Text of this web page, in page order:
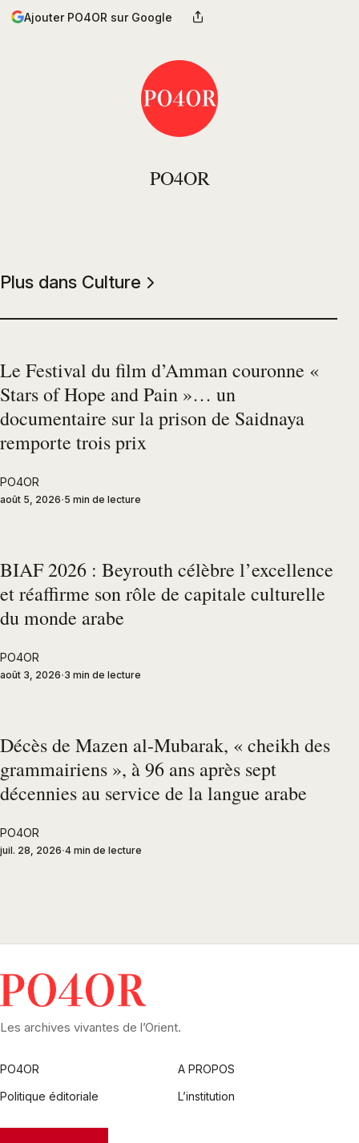
Ajouter PO4OR sur Google
PO4OR
Plus dans Culture
Le Festival du film d’Amman couronne «
Stars of Hope and Pain »… un
documentaire sur la prison de Saidnaya
remporte trois prix
PO4OR
août 5, 2026 5 min de lecture
BIAF 2026 : Beyrouth célèbre l’excellence
et réaffirme son rôle de capitale culturelle
du monde arabe
PO4OR
août 3, 2026 3 min de lecture
Décès de Mazen al-Mubarak, « cheikh des
grammairiens », à 96 ans après sept
décennies au service de la langue arabe
PO4OR
juil. 28, 2026 4 min de lecture
Les archives vivantes de l’Orient.
PO4OR
A PROPOS
Politique éditoriale
L’institution